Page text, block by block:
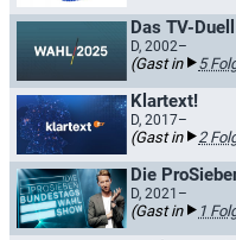
Das TV-
D, 2002–
(Gast in 5
Klartext!
D, 2017–
(Gast in 2
Die
D, 2021–
(Gast in 1